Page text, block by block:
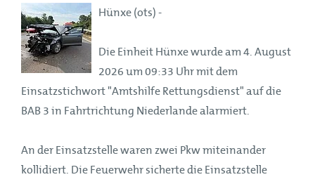
Hünxe (ots) -
Die Einheit Hünxe wurde am 4. August
2026 um 09:33 Uhr mit dem
Einsatzstichwort "Amtshilfe Rettungsdienst" auf die
BAB 3 in Fahrtrichtung Niederlande alarmiert.
An der Einsatzstelle waren zwei Pkw miteinander
kollidiert. Die Feuerwehr sicherte die Einsatzstelle